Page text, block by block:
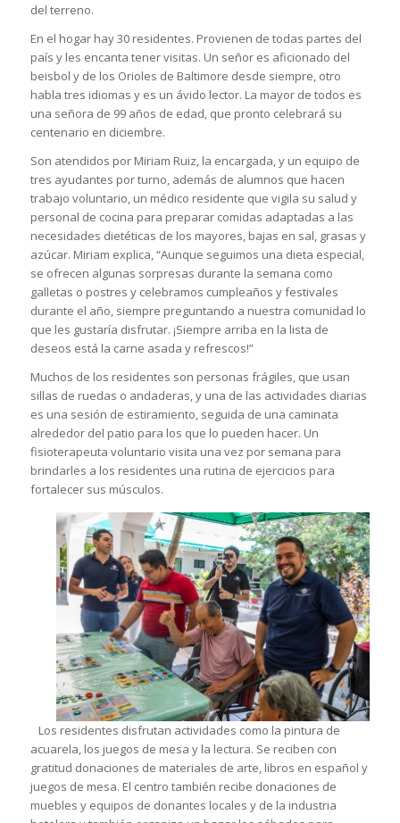
del terreno.
En el hogar hay 30 residentes. Provienen de todas partes del
país y les encanta tener visitas. Un señor es aficionado del
beisbol y de los Orioles de Baltimore desde siempre, otro
habla tres idiomas y es un ávido lector. La mayor de todos es
una señora de 99 años de edad, que pronto celebrará su
centenario en diciembre.
Son atendidos por Miriam Ruiz, la encargada, y un equipo de
tres ayudantes por turno, además de alumnos que hacen
trabajo voluntario, un médico residente que vigila su salud y
personal de cocina para preparar comidas adaptadas a las
necesidades dietéticas de los mayores, bajas en sal, grasas y
azúcar. Miriam explica, “Aunque seguimos una dieta especial,
se ofrecen algunas sorpresas durante la semana como
galletas o postres y celebramos cumpleaños y festivales
durante el año, siempre preguntando a nuestra comunidad lo
que les gustaría disfrutar. ¡Siempre arriba en la lista de
deseos está la carne asada y refrescos!”
Muchos de los residentes son personas frágiles, que usan
sillas de ruedas o andaderas, y una de las actividades diarias
es una sesión de estiramiento, seguida de una caminata
alrededor del patio para los que lo pueden hacer. Un
fisioterapeuta voluntario visita una vez por semana para
brindarles a los residentes una rutina de ejercicios para
fortalecer sus músculos.
Los residentes disfrutan actividades como la pintura de
acuarela, los juegos de mesa y la lectura. Se reciben con
gratitud donaciones de materiales de arte, libros en español y
juegos de mesa. El centro también recibe donaciones de
muebles y equipos de donantes locales y de la industria